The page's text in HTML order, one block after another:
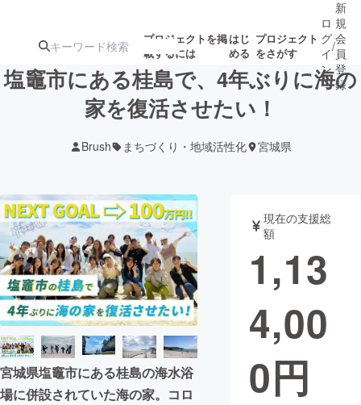
プロジェクトを掲
載するには
はじ
める
プロジェクト
をさがす
ターン
注目の新着プロ
ジェクト
募集終了が近いプ
ロジェクト
されます
アート・写真 音楽
テクノロジー・ガジェット ゲーム・サ
映像・映画
ビジネス・起業
まちづくり・地域活性化
ロ
グ
イ
ン
/
新
規
会
員
登
録
塩竈市にある桂島で、4年ぶりに海の
家を復活させたい！
Brush まちづくり・地域活性化 宮城県
宮城県塩竈市にある桂島の海水浴
場に併設されていた海の家。コロ
現在の支援総
額
1,13
4,00
0円